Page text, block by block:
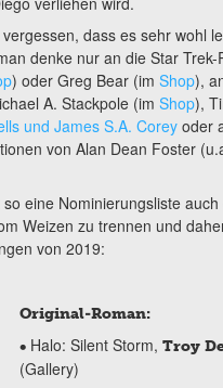
dass es sehr wohl
denke nur an die Star Trek-
) oder Greg Bear (im Shop),
A. Stackpole (im Shop),
und James S.A. Corey oder
von Alan Dean Foster
eine Nominierungsliste
Weizen zu trennen und
von 2019:
Original-Roman:
• Halo: Silent Storm,Troy
(Gallery)